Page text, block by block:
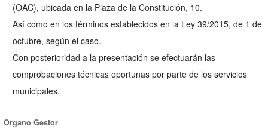
(OAC), ubicada en la Plaza de la Constitución, 10.
Así como en los términos establecidos en la Ley 39/2015, de 1 de
octubre, según el caso.
Con posterioridad a la presentación se efectuarán las
comprobaciones técnicas oportunas por parte de los servicios
municipales.
Organo Gestor